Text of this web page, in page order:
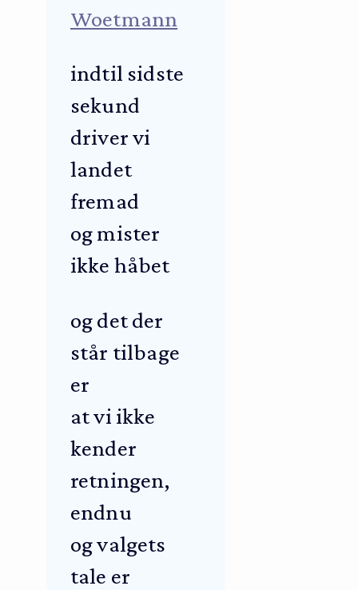
Woetmann
indtil sidste
sekund
driver vi
landet
fremad
og mister
ikke håbet
og det der
står tilbage
er
at vi ikke
kender
retningen,
endnu
og valgets
tale er